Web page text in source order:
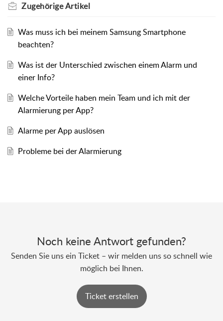
ZugehörigeArtikel
Was muss ich bei meinem Samsung Smartphone
beachten?
Was ist der Unterschied zwischen einem Alarm und
einer Info?
Welche Vorteile haben mein Team und ich mit der
Alarmierung per App?
Alarme per App auslösen
Probleme bei der Alarmierung
Noch keine Antwort gefunden?
Senden Sie uns ein Ticket – wir melden uns so schnell wie
möglich bei Ihnen.
Ticket erstellen